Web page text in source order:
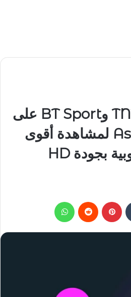
تردد TNT Sports وBT Sport على
قمر Astra 2026 لمشاهدة أقوى
الدوريات الأوروبية بجودة HD
بينتيريست